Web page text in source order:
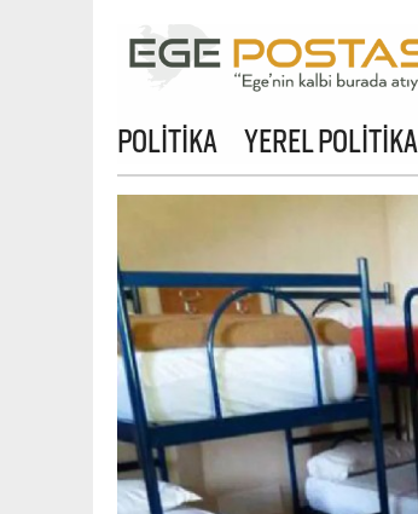
POLİTİKA YEREL POLİTİKA